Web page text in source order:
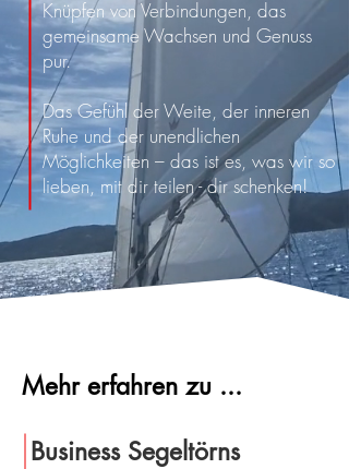
Knüpfen von Verbindungen, das
gemeinsame Wachsen und Genuss
pur.
Das Gefühl der Weite, der inneren
Ruhe und der unendlichen
Möglichkeiten – das ist es, was wir so
lieben, mit dir teilen - dir schenken!
Mehr erfahren zu ...
Business Segeltörns